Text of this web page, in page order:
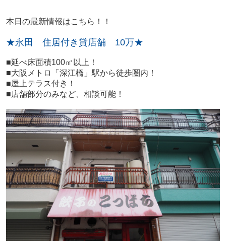
本日の最新情報はこちら！！
★永田 住居付き貸店舗 10万★
■延べ床面積100㎡以上！
■大阪メトロ「深江橋」駅から徒歩圏内！
■屋上テラス付き！
■店舗部分のみなど、相談可能！